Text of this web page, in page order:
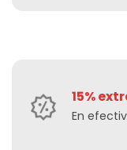
15%
En